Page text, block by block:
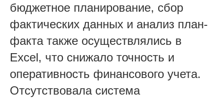
бюджетное планирование, сбор
фактических данных и анализ план-
факта также осуществлялись в
Excel, что снижало точность и
оперативность финансового учета.
Отсутствовала система